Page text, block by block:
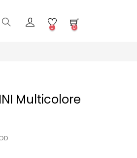
0 0
Multicolore